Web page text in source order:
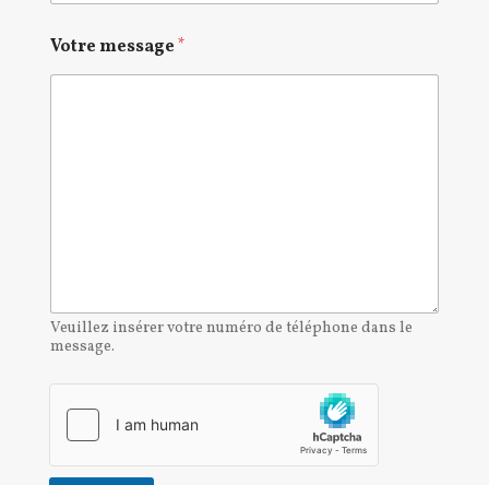
Votre message*
Veuillez insérer votre numéro de téléphone dans le
message.